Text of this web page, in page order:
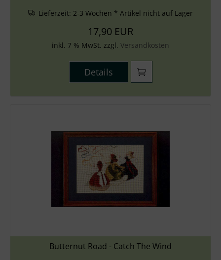
Lieferzeit: 2-3 Wochen * Artikel nicht auf Lager
17,90 EUR
inkl. 7 % MwSt. zzgl. Versandkosten
Details
Butternut Road - Catch The Wind